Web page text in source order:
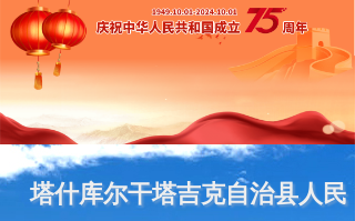
塔什库尔干塔吉克自治县人民